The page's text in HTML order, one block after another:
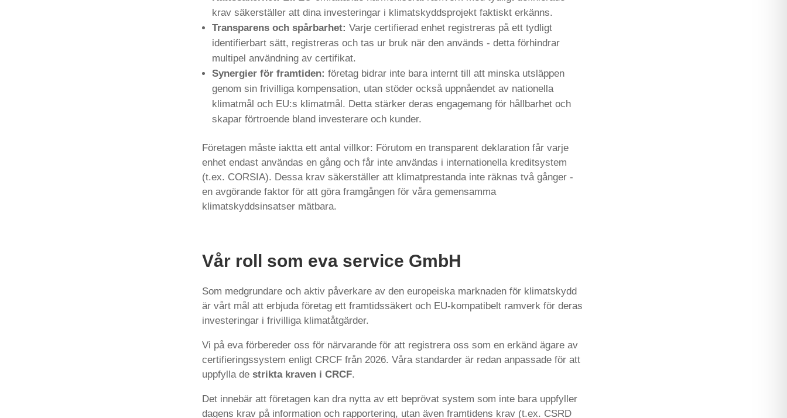
krav säkerställer att dina investeringar i klimatskyddsprojekt faktiskt erkänns.
Transparens och spårbarhet: Varje certifierad enhet registreras på ett tydligt
identifierbart sätt, registreras och tas ur bruk när den används - detta förhindrar
multipel användning av certifikat.
Synergier för framtiden: företag bidrar inte bara internt till att minska utsläppen
genom sin frivilliga kompensation, utan stöder också uppnåendet av nationella
klimatmål och EU:s klimatmål. Detta stärker deras engagemang för hållbarhet och
skapar förtroende bland investerare och kunder.
Företagen måste iaktta ett antal villkor: Förutom en transparent deklaration får varje
enhet endast användas en gång och får inte användas i internationella kreditsystem
(t.ex. CORSIA). Dessa krav säkerställer att klimatprestanda inte räknas två gånger -
en avgörande faktor för att göra framgången för våra gemensamma
klimatskyddsinsatser mätbara.
Vår roll som eva service GmbH
Som medgrundare och aktiv påverkare av den europeiska marknaden för klimatskydd
är vårt mål att erbjuda företag ett framtidssäkert och EU-kompatibelt ramverk för deras
investeringar i frivilliga klimatåtgärder.
Vi på eva förbereder oss för närvarande för att registrera oss som en erkänd ägare av
certifieringssystem enligt CRCF från 2026. Våra standarder är redan anpassade för att
uppfylla de strikta kraven i CRCF.
Det innebär att företagen kan dra nytta av ett beprövat system som inte bara uppfyller
dagens krav på information och rapportering, utan även framtidens krav (t.ex. CSRD